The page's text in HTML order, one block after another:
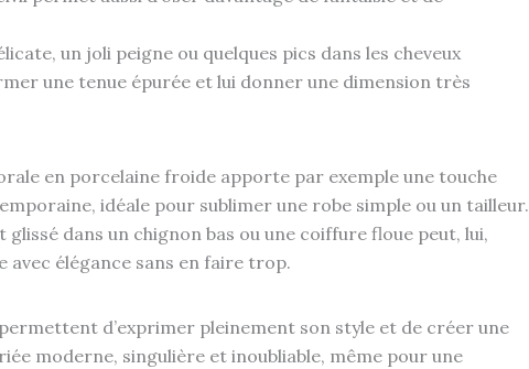
un joli peigne ou quelques pics dans les cheveux
une tenue épurée et lui donner une dimension très
en porcelaine froide apporte par exemple une touche
idéale pour sublimer une robe simple ou un tailleur.
glissé dans un chignon bas ou une coiffure floue peut, lui,
avec élégance sans en faire trop.
d’exprimer pleinement son style et de créer une
moderne, singulière et inoubliable, même pour une